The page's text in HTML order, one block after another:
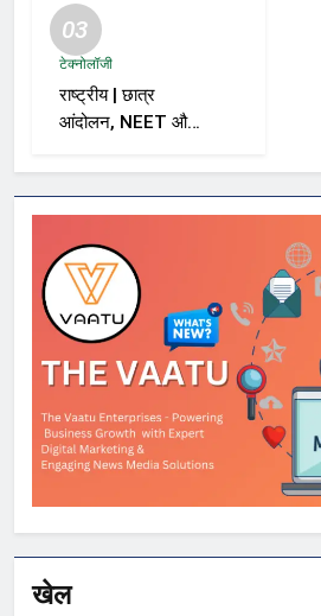
– “BJP को वोट नहीं
देंगे”
03
टेक्नोलॉजी
राष्ट्रीय | छात्र
आंदोलन, NEET और
ददलानी का व्यंग्यात्मक
वीडियो; सोशल मीडिया
खेल